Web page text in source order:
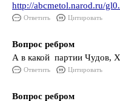
http://abcmetol.narod.ru/
Ответить Цитировать
Вопрос ребром
А в какой партии Чудов,
Ответить Цитировать
Вопрос ребром